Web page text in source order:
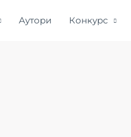
Аутори Конкурс